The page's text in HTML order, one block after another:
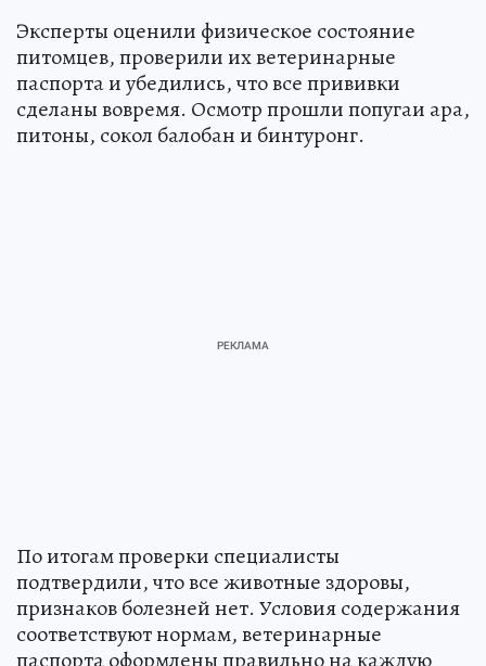
Эксперты оценили физическое состояние
питомцев, проверили их ветеринарные
паспорта и убедились, что все прививки
сделаны вовремя. Осмотр прошли попугаи ара,
питоны, сокол балобан и бинтуронг.
По итогам проверки специалисты
подтвердили, что все животные здоровы,
признаков болезней нет. Условия содержания
соответствуют нормам, ветеринарные